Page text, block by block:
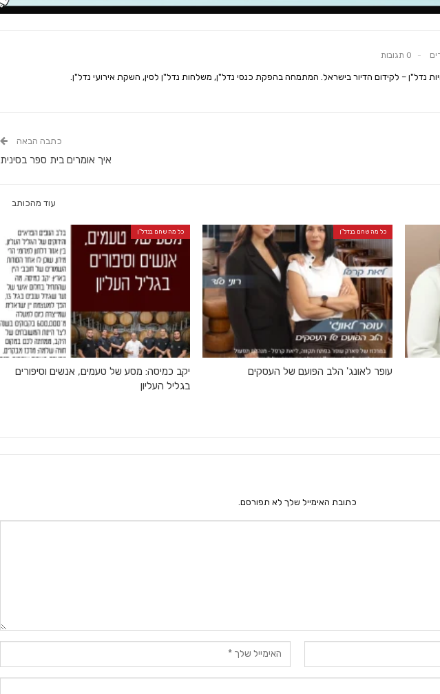
0 תגובות
נדל"ן – לקידום הדיור בישראל. המתמחה בהפקת כנסי נדל"ן, משלחות נדל"ן לסין, השקת אירועי נדל"ן.
כתבה הבאה
איך אומרים בית ספר בסינית
עוד מהכותב
כל מה שחם בנדל"ן
עופר לאונג' הלב הפועם של העסקים
כל מה שחם בנדל"ן
יקב כמיסה: מסע של טעמים, אנשים וסיפורים
בגליל העליון
כתובת האימייל שלך לא תפורסם.